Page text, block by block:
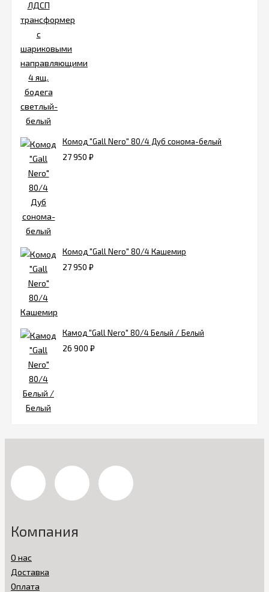
Комод "Gall Nero" 80/4 Дуб сонома-белый
27 950 ₽
Комод "Gall Nero" 80/4 Кашемир
27 950 ₽
Камод "Gall Nero" 80/4 Белый / Белый
26 900 ₽
Компания
О нас
Доставка
Оплата